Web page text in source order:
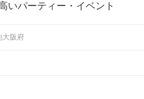
いパーティー・イベント
大阪府